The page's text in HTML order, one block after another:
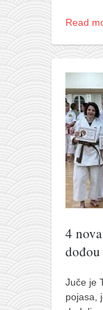
passai
kobudo
nunchaku
bo
tonfa
sai
tsunami dojo
snimci
Read
4
dođou
Juče je
pojasa,